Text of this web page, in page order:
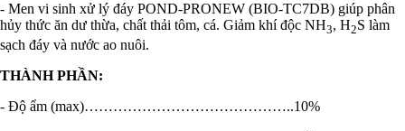
- Men vi sinh xử lý đáy POND-PRONEW (BIO-TC7DB) giúp phân
hủy thức ăn dư thừa, chất thải tôm, cá. Giảm khí độc NH3, H2S làm
sạch đáy và nước ao nuôi.
THÀNH PHẦN:
- Độ ẩm (max)……………………………………..10%